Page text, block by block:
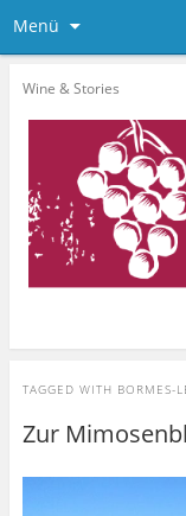
Menü
Wine & Stories
TAGGED WITH BORMES-
Zur